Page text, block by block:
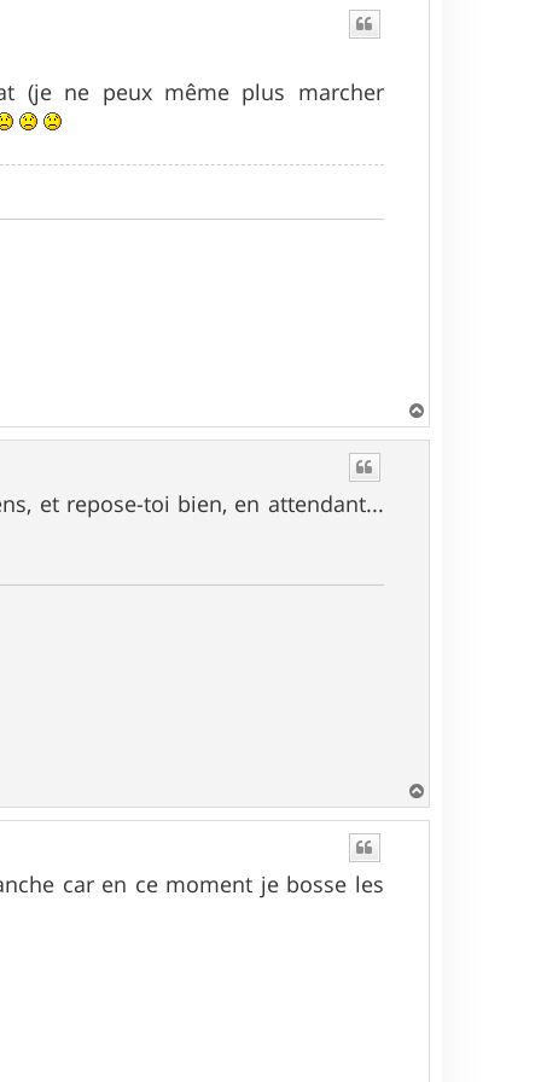
(je ne peux même plus marcher
a
et repose-toi bien, en attendant...
a
car en ce moment je bosse les